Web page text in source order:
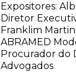
Expositores:
Diretor
Franklim
ABRAMED
Procurador do
Advogados